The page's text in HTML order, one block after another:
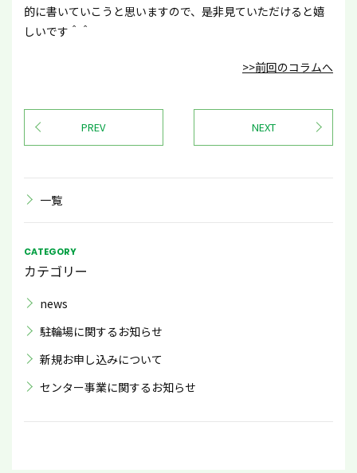
的に書いていこうと思いますので、是非見ていただけると嬉
しいです＾＾
>>前回のコラムへ
PREV NEXT
一覧
CATEGORY
カテゴリー
news
駐輪場に関するお知らせ
新規お申し込みについて
センター事業に関するお知らせ